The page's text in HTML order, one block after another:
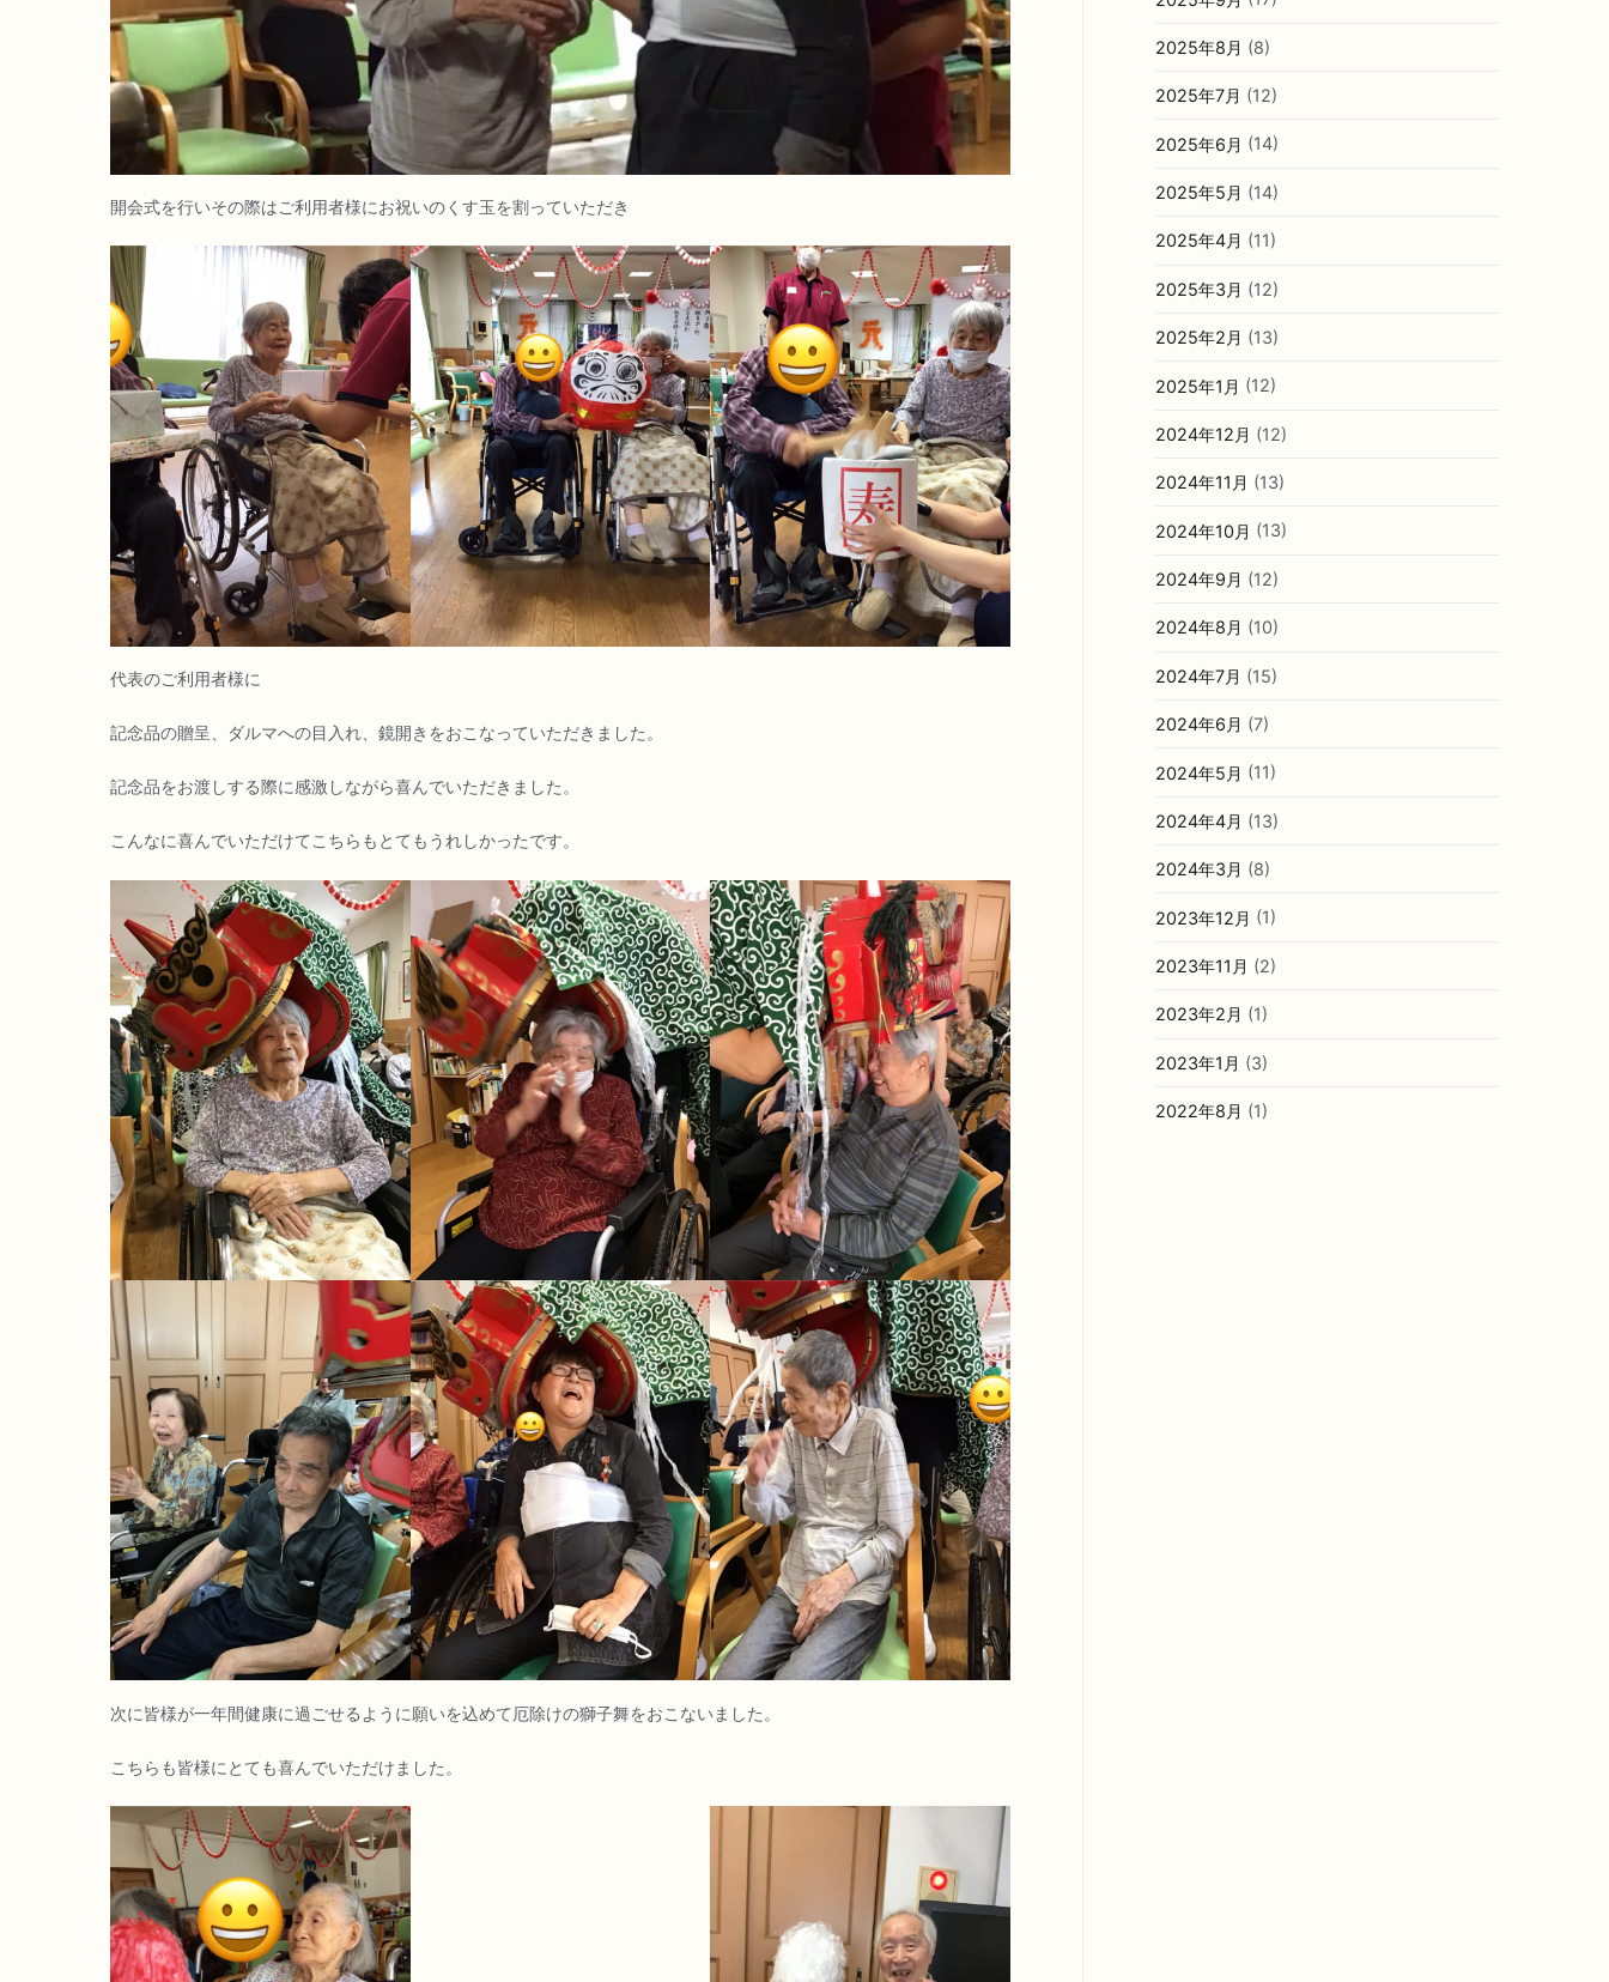
開会式を行いその際はご利用者様にお祝いのくす玉を割っていただき
代表のご利用者様に
記念品の贈呈、ダルマへの目入れ、鏡開きをおこなっていただきました。
記念品をお渡しする際に感激しながら喜んでいただきました。
こんなに喜んでいただけてこちらもとてもうれしかったです。
次に皆様が一年間健康に過ごせるように願いを込めて厄除けの獅子舞をおこないました。
こちらも皆様にとても喜んでいただけました。
2025年8月 (8)
2025年7月 (12)
2025年6月 (14)
2025年5月 (14)
2025年4月 (11)
2025年3月 (12)
2025年2月 (13)
2025年1月 (12)
2024年12月 (12)
2024年11月 (13)
2024年10月 (13)
2024年9月 (12)
2024年8月 (10)
2024年7月 (15)
2024年6月 (7)
2024年5月 (11)
2024年4月 (13)
2024年3月 (8)
2023年12月 (1)
2023年11月 (2)
2023年2月 (1)
2023年1月 (3)
2022年8月 (1)